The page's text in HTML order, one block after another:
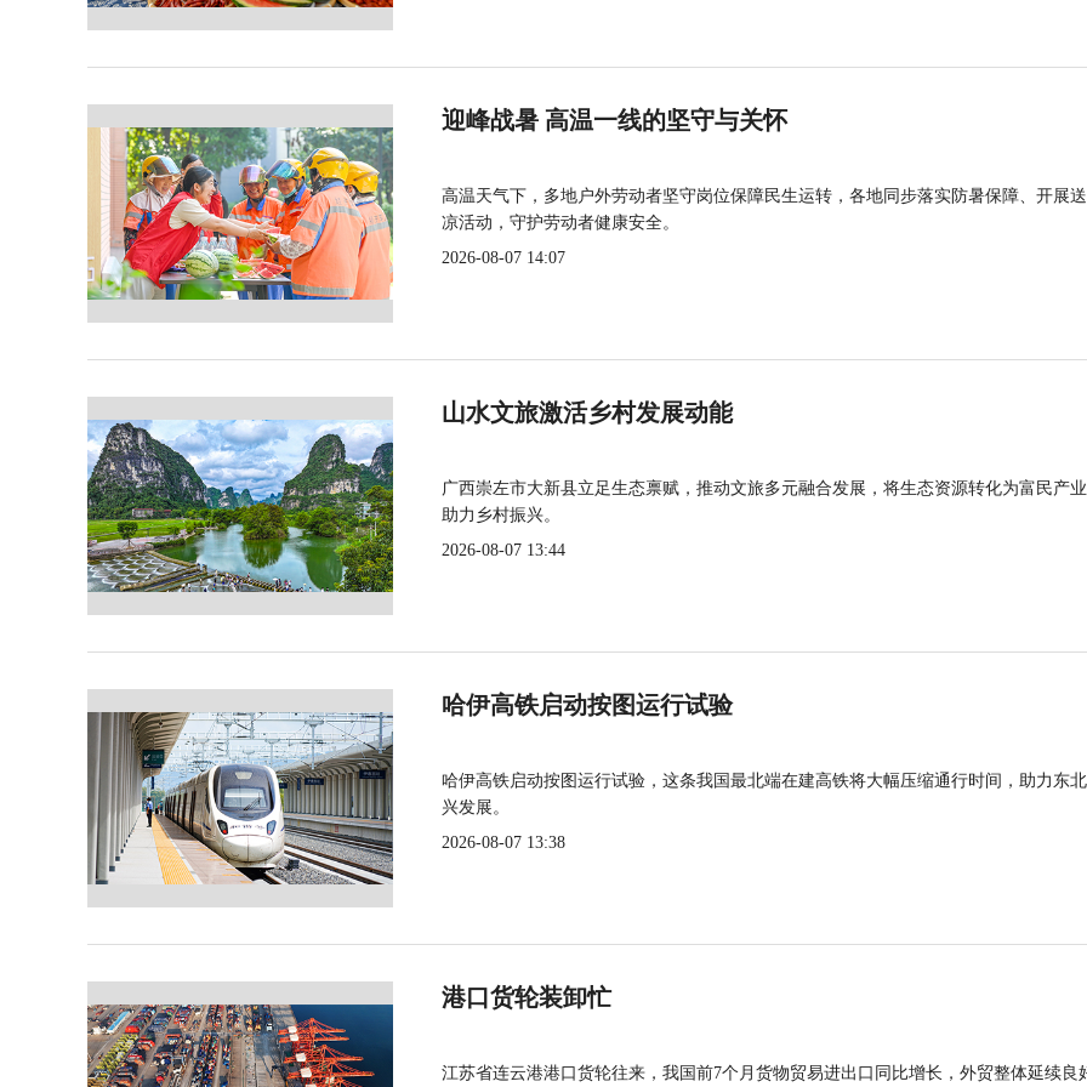
迎峰战暑 高温一线的坚守与关怀
高温天气下，多地户外劳动者坚守岗位保障民生运转，各地同步落实防暑保障、开展
凉活动，守护劳动者健康安全。
2026-08-07 14:07
山水文旅激活乡村发展动能
广西崇左市大新县立足生态禀赋，推动文旅多元融合发展，将生态资源转化为富民产
助力乡村振兴。
2026-08-07 13:44
哈伊高铁启动按图运行试验
哈伊高铁启动按图运行试验，这条我国最北端在建高铁将大幅压缩通行时间，助力东
兴发展。
2026-08-07 13:38
港口货轮装卸忙
江苏省连云港港口货轮往来，我国前7个月货物贸易进出口同比增长，外贸整体延续良